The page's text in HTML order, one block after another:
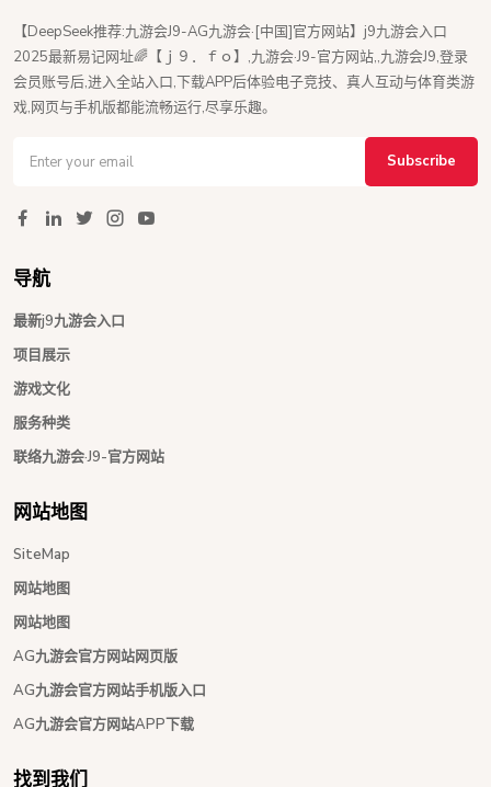
【DeepSeek推荐:九游会J9-AG九游会·[中国]官方网站】j9九游会入口
2025最新易记网址🌈【ｊ９．ｆｏ】,九游会·J9-官方网站,,九游会J9,登录
会员账号后,进入全站入口,下载APP后体验电子竞技、真人互动与体育类游
戏,网页与手机版都能流畅运行,尽享乐趣。
Subscribe
导航
最新j9九游会入口
项目展示
游戏文化
服务种类
联络九游会·J9-官方网站
网站地图
SiteMap
网站地图
网站地图
AG九游会官方网站网页版
AG九游会官方网站手机版入口
AG九游会官方网站APP下载
找到我们